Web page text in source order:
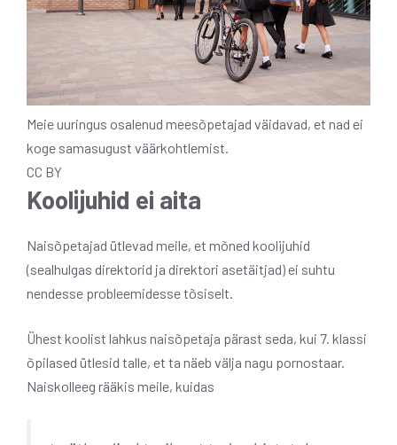
Meie uuringus osalenud meesõpetajad väidavad, et nad ei
koge samasugust väärkohtlemist.
CC BY
Koolijuhid ei aita
Naisõpetajad ütlevad meile, et mõned koolijuhid
(sealhulgas direktorid ja direktori asetäitjad) ei suhtu
nendesse probleemidesse tõsiselt.
Ühest koolist lahkus naisõpetaja pärast seda, kui 7. klassi
õpilased ütlesid talle, et ta näeb välja nagu pornostaar.
Naiskolleeg rääkis meile, kuidas